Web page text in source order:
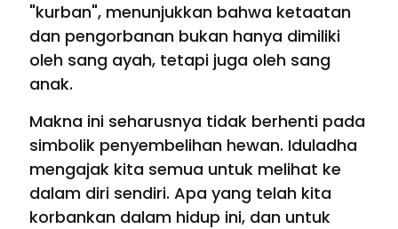
"kurban", menunjukkan bahwa ketaatan
dan pengorbanan bukan hanya dimiliki
oleh sang ayah, tetapi juga oleh sang
anak.
Makna ini seharusnya tidak berhenti pada
simbolik penyembelihan hewan. Iduladha
mengajak kita semua untuk melihat ke
dalam diri sendiri. Apa yang telah kita
korbankan dalam hidup ini, dan untuk